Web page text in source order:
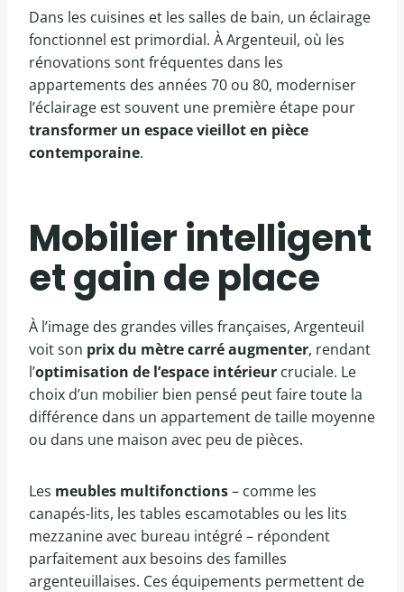
Dans les cuisines et les salles de bain, un éclairage
fonctionnel est primordial. À Argenteuil, où les
rénovations sont fréquentes dans les
appartements des années 70 ou 80, moderniser
l’éclairage est souvent une première étape pour
transformer un espace vieillot en pièce
contemporaine.
Mobilier intelligent
et gain de place
À l’image des grandes villes françaises, Argenteuil
voit son prix du mètre carré augmenter, rendant
l’optimisation de l’espace intérieur cruciale. Le
choix d’un mobilier bien pensé peut faire toute la
différence dans un appartement de taille moyenne
ou dans une maison avec peu de pièces.
Les meubles multifonctions– comme les
canapés-lits, les tables escamotables ou les lits
mezzanine avec bureau intégré – répondent
parfaitement aux besoins des familles
argenteuillaises. Ces équipements permettent de